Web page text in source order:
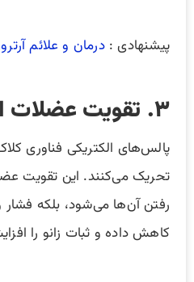
پیشنهادی :درمان و علائم
۳. تقویت عضلات اطراف مفصل
پالس‌های الکتریکی فناوری
تحریک می‌کنند. این تقویت
رفتن آن‌ها می‌شود، بلکه
کاهش داده و ثبات زانو را